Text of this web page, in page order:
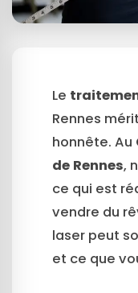
Le
Rennes
honnête. Au
de Rennes,
ce qui est
vendre du
laser peut
et ce que